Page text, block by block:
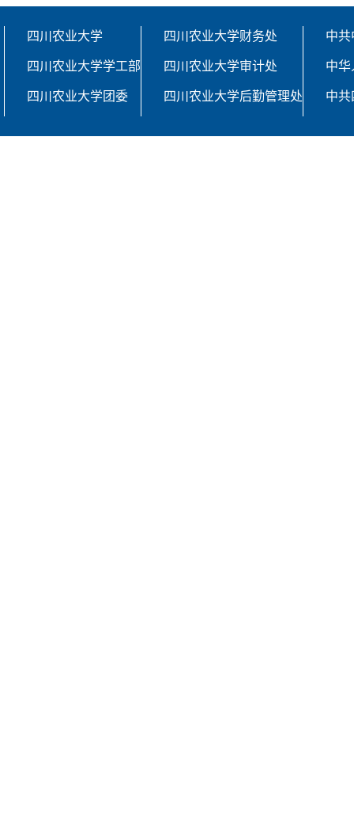
四川农业大学
四川农业大学学工部
四川农业大学团委
四川农业大学财务处
四川农业大学审计处
四川农业大学后勤管理处
中
中
中